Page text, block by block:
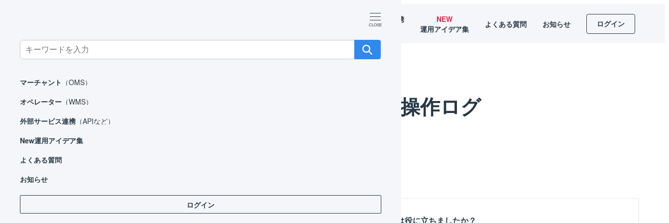
Search
for:
マーチャント （OMS）
オペレーター （WMS）
外部サービス連携 （APIなど）
New運用アイデア集
よくある質問
お知らせ
ログイン
外部サービス連携
（APIなど）
NEW
運用アイデア集
よくある質問 お知らせ ログイン
ホーム オペレーター 在庫管理 在庫操作ログ
在庫操作ログ
この記事は役に立ちましたか？
オペレーター
はじめる
基本設定
出荷作業
在庫管理